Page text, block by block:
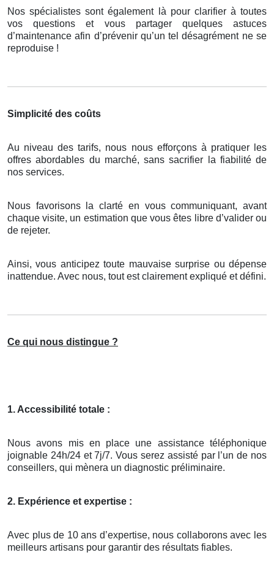
Nos spécialistes sont également là pour clarifier à toutes
vos questions et vous partager quelques astuces
d’maintenance afin d’prévenir qu’un tel désagrément ne se
reproduise !
Simplicité des coûts
Au niveau des tarifs, nous nous efforçons à pratiquer les
offres abordables du marché, sans sacrifier la fiabilité de
nos services.
Nous favorisons la clarté en vous communiquant, avant
chaque visite, un estimation que vous êtes libre d’valider ou
de rejeter.
Ainsi, vous anticipez toute mauvaise surprise ou dépense
inattendue. Avec nous, tout est clairement expliqué et défini.
Ce qui nous distingue ?
1. Accessibilité totale :
Nous avons mis en place une assistance téléphonique
joignable 24h/24 et 7j/7. Vous serez assisté par l’un de nos
conseillers, qui mènera un diagnostic préliminaire.
2. Expérience et expertise :
Avec plus de 10 ans d’expertise, nous collaborons avec les
meilleurs artisans pour garantir des résultats fiables.